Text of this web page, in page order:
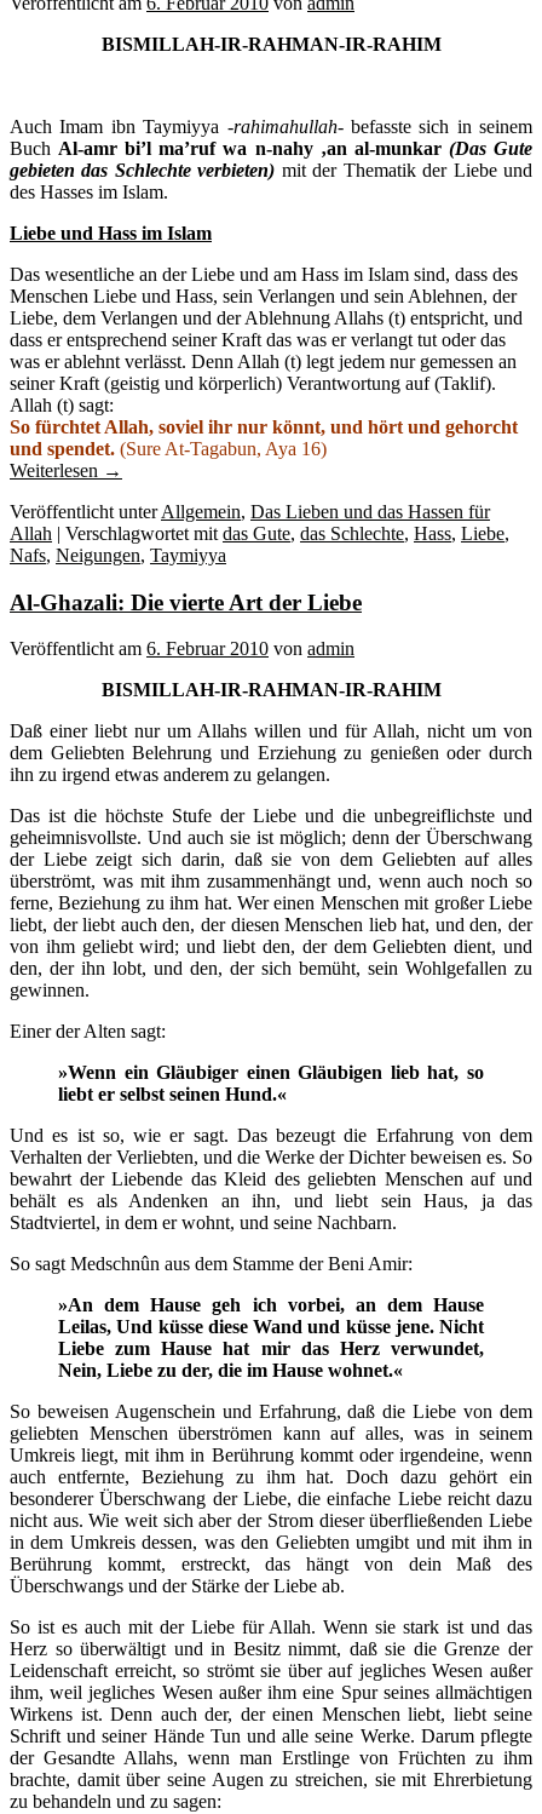
BISMILLAH-IR-RAHMAN-IR-RAHIM
Auch Imam ibn Taymiyya -rahimahullah-befasste sich in seinem
Buch Al-amr bi’l ma’ruf wa n-nahy ‚an al-munkar (Das Gute
gebieten das Schlechte verbieten) mit der Thematik der Liebe und
des Hasses im Islam.
Liebe und Hass im Islam
Das wesentliche an der Liebe und am Hass im Islam sind, dass des
Menschen Liebe und Hass, sein Verlangen und sein Ablehnen, der
Liebe, dem Verlangen und der Ablehnung Allahs (t) entspricht, und
dass er entsprechend seiner Kraft das was er verlangt tut oder das
was er ablehnt verlässt. Denn Allah (t) legt jedem nur gemessen an
seiner Kraft (geistig und körperlich) Verantwortung auf (Taklif).
Allah (t) sagt:
So fürchtet Allah, soviel ihr nur könnt, und hört und gehorcht
und spendet. (Sure At-Tagabun, Aya 16)
Weiterlesen →
Veröffentlicht unter Allgemein, Das Lieben und das Hassen für
Allah | Verschlagwortet mit das Gute, das Schlechte, Hass, Liebe,
Nafs, Neigungen, Taymiyya
Al-Ghazali: Die vierte Art der Liebe
Veröffentlicht am 6. Februar 2010 von admin
BISMILLAH-IR-RAHMAN-IR-RAHIM
Daß einer liebt nur um Allahs willen und für Allah, nicht um von
dem Geliebten Belehrung und Erziehung zu genießen oder durch
ihn zu irgend etwas anderem zu gelangen.
Das ist die höchste Stufe der Liebe und die unbegreiflichste und
geheimnisvollste. Und auch sie ist möglich; denn der Überschwang
der Liebe zeigt sich darin, daß sie von dem Geliebten auf alles
überströmt, was mit ihm zusammenhängt und, wenn auch noch so
ferne, Beziehung zu ihm hat. Wer einen Menschen mit großer Liebe
liebt, der liebt auch den, der diesen Menschen lieb hat, und den, der
von ihm geliebt wird; und liebt den, der dem Geliebten dient, und
den, der ihn lobt, und den, der sich bemüht, sein Wohlgefallen zu
gewinnen.
Einer der Alten sagt:
»Wenn ein Gläubiger einen Gläubigen lieb hat, so
liebt er selbst seinen Hund.«
Und es ist so, wie er sagt. Das bezeugt die Erfahrung von dem
Verhalten der Verliebten, und die Werke der Dichter beweisen es. So
bewahrt der Liebende das Kleid des geliebten Menschen auf und
behält es als Andenken an ihn, und liebt sein Haus, ja das
Stadtviertel, in dem er wohnt, und seine Nachbarn.
So sagt Medschnûn aus dem Stamme der Beni Amir:
»An dem Hause geh ich vorbei, an dem Hause
Leilas, Und küsse diese Wand und küsse jene. Nicht
Liebe zum Hause hat mir das Herz verwundet,
Nein, Liebe zu der, die im Hause wohnet.«
So beweisen Augenschein und Erfahrung, daß die Liebe von dem
geliebten Menschen überströmen kann auf alles, was in seinem
Umkreis liegt, mit ihm in Berührung kommt oder irgendeine, wenn
auch entfernte, Beziehung zu ihm hat. Doch dazu gehört ein
besonderer Überschwang der Liebe, die einfache Liebe reicht dazu
nicht aus. Wie weit sich aber der Strom dieser überfließenden Liebe
in dem Umkreis dessen, was den Geliebten umgibt und mit ihm in
Berührung kommt, erstreckt, das hängt von dein Maß des
Überschwangs und der Stärke der Liebe ab.
So ist es auch mit der Liebe für Allah. Wenn sie stark ist und das
Herz so überwältigt und in Besitz nimmt, daß sie die Grenze der
Leidenschaft erreicht, so strömt sie über auf jegliches Wesen außer
ihm, weil jegliches Wesen außer ihm eine Spur seines allmächtigen
Wirkens ist. Denn auch der, der einen Menschen liebt, liebt seine
Schrift und seiner Hände Tun und alle seine Werke. Darum pflegte
der Gesandte Allahs, wenn man Erstlinge von Früchten zu ihm
brachte, damit über seine Augen zu streichen, sie mit Ehrerbietung
zu behandeln und zu sagen: